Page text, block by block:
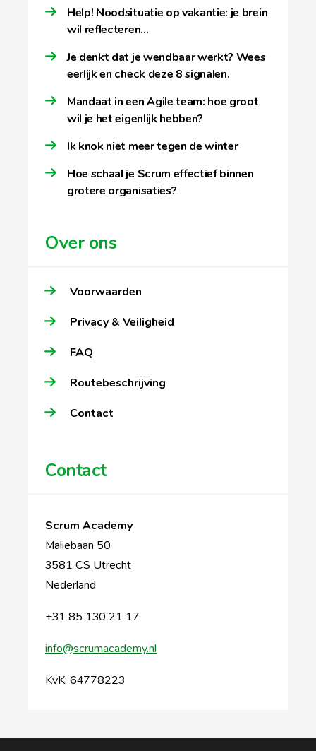
Help! Noodsituatie op vakantie: je brein
wil reflecteren…
Je denkt dat je wendbaar werkt? Wees
eerlijk en check deze 8 signalen.
Mandaat in een Agile team: hoe groot
wil je het eigenlijk hebben?
Ik knok niet meer tegen de winter
Hoe schaal je Scrum effectief binnen
grotere organisaties?
Over ons
Voorwaarden
Privacy & Veiligheid
FAQ
Routebeschrijving
Contact
Contact
Scrum Academy
Maliebaan 50
3581 CS Utrecht
Nederland
+31 85 130 21 17
info@scrumacademy.nl
KvK: 64778223